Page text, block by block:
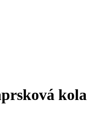
kola